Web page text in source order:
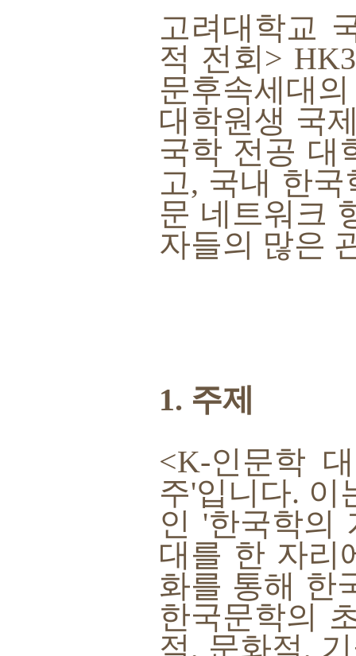
고려대학교
적 전회>
문후속세대
대학원생 국
국학 전공 대
고, 국내 한
문 네트워크
자들의 많은
1. 주제
<K-인문학
주'입니다. 이
인 '한국학의
대를 한 자리
화를 통해 한
한국문학의
적, 문화적,